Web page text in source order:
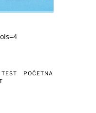
TEST
POČETNA